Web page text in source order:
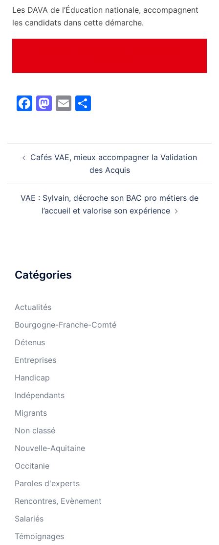
Les DAVA de l’Éducation nationale, accompagnent
les candidats dans cette démarche.
Facebook
Mastodon
Email
Cafés VAE, mieux accompagner la Validation
des Acquis
VAE : Sylvain, décroche son BAC pro métiers de
l’accueil et valorise son expérience
Catégories
Actualités
Bourgogne-Franche-Comté
Détenus
Entreprises
Handicap
Indépendants
Migrants
Non classé
Nouvelle-Aquitaine
Occitanie
Paroles d'experts
Rencontres, Evènement
Salariés
Témoignages